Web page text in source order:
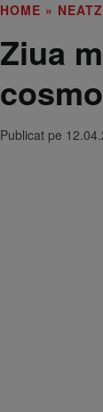
HOME »
Ziua
Publicat pe